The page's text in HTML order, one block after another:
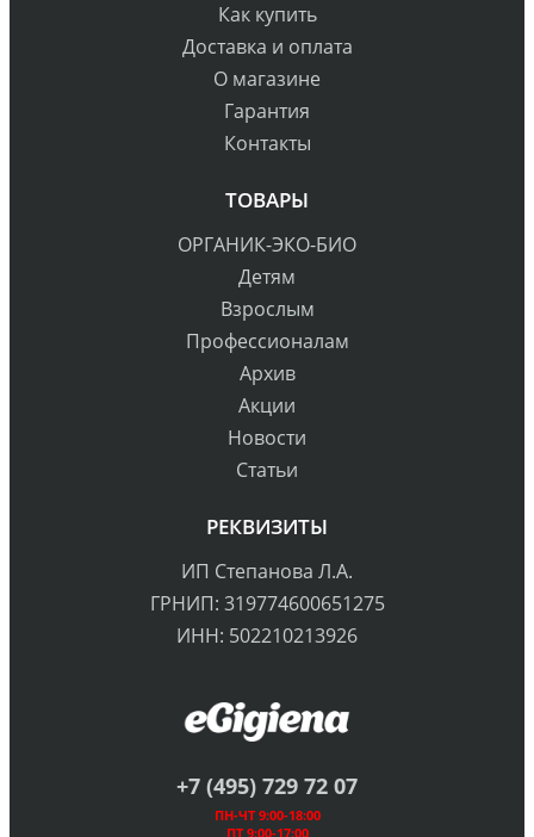
Как купить
Доставка и оплата
О магазине
Гарантия
Контакты
ТОВАРЫ
ОРГАНИК-ЭКО-БИО
Детям
Взрослым
Профессионалам
Архив
Акции
Новости
Статьи
РЕКВИЗИТЫ
ИП Степанова Л.А.
ГРНИП: 319774600651275
ИНН: 502210213926
+7 (495) 729 72 07
ПН-ЧТ 9:00-18:00
ПТ 9:00-17:00